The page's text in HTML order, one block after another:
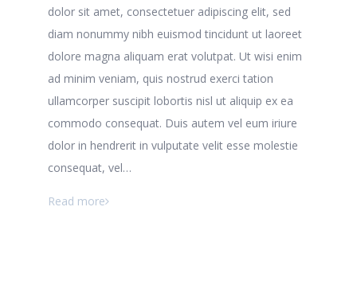
dolor sit amet, consectetuer adipiscing elit, sed
diam nonummy nibh euismod tincidunt ut laoreet
dolore magna aliquam erat volutpat. Ut wisi enim
ad minim veniam, quis nostrud exerci tation
ullamcorper suscipit lobortis nisl ut aliquip ex ea
commodo consequat. Duis autem vel eum iriure
dolor in hendrerit in vulputate velit esse molestie
consequat, vel…
Read more